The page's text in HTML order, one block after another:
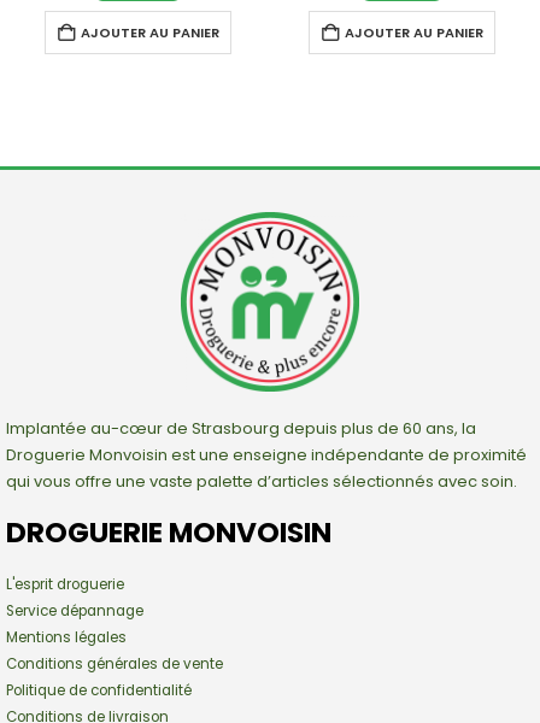
AJOUTER AU PANIER AJOUTER AU PANIER
Implantée au-cœur de Strasbourg depuis plus de 60 ans, la
Droguerie Monvoisin est une enseigne indépendante de proximité
qui vous offre une vaste palette d’articles sélectionnés avec soin.
DROGUERIE MONVOISIN
L'esprit droguerie
Service dépannage
Mentions légales
Conditions générales de vente
Politique de confidentialité
Conditions de livraison